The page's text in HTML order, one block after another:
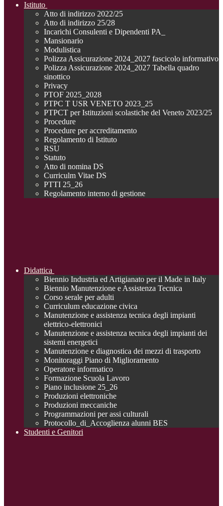
Istituto
Atto di indirizzo 2022/25
Atto di indirizzo 25/28
Incarichi Consulenti e Dipendenti PA_
Mansionario
Modulistica
Polizza Assicurazione 2024_2027 fascicolo informativo
Polizza Assicurazione 2024_2027 Tabella quadro
sinottico
Privacy
PTOF 2025_2028
PTPC T USR VENETO 2023_25
PTPCT per Istituzioni scolastiche del Veneto 2023/25
Procedure
Procedure per accreditamento
Regolamento di Istituto
RSU
Statuto
Atto di nomina DS
Curriculm Vitae DS
PTTI 25_26
Regolamento interno di gestione
Didattica
Biennio Industria ed Artigianato per il Made in Italy
Biennio Manutenzione e Assistenza Tecnica
Corso serale per adulti
Curriculum educazione civica
Manutenzione e assistenza tecnica degli impianti
elettrico-elettronici
Manutenzione e assistenza tecnica degli impianti dei
sistemi energetici
Manutenzione e diagnostica dei mezzi di trasporto
Monitoraggi Piano di Miglioramento
Operatore informatico
Formazione Scuola Lavoro
Piano inclusione 25_26
Produzioni elettroniche
Produzioni meccaniche
Programmazioni per assi culturali
Protocollo_di_Accoglienza alunni BES
Studenti e Genitori